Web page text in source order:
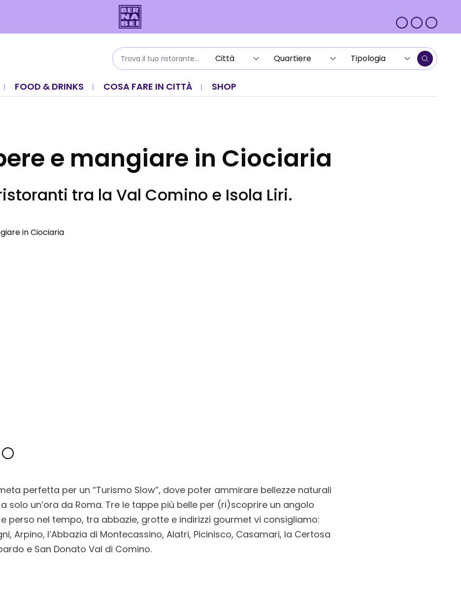
FOOD & DRINKS COSA FARE IN CITTÀ SHOP
e mangiare in Ciociaria
tra la Val Comino e Isola Liri.
perfetta per un “Turismo Slow”, dove poter ammirare bellezze naturali
solo un’ora da Roma. Tre le tappe più belle per (ri)scoprire un angolo
perso nel tempo, tra abbazie, grotte e indirizzi gourmet vi consigliamo:
Arpino, l’Abbazia di Montecassino, Alatri, Picinisco, Casamari, la Certosa
e San Donato Val di Comino.